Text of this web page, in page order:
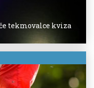
tekmovalce kviza